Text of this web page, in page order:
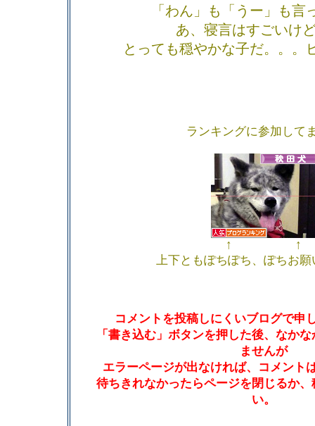
「わん」も「うー」も言
あ、寝言はすごいけ
とっても穏やかな子だ。。。
ランキングに参加して
↑ ↑
上下ともぽちぽち、ぽちお願
コメントを投稿しにくいブログで申
「書き込む」ボタンを押した後、なか
ませんが
エラーページが出なければ、コメント
待ちきれなかったらページを閉じるか
い。